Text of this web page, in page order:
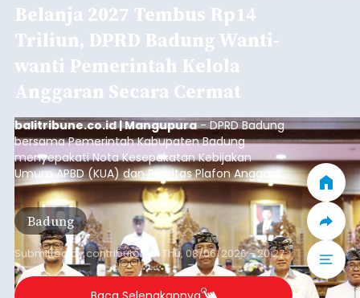
Belanja 2027 Tembus Rp14
Triliun, DPRD Badung Wanti-
wanti Pemerintah Kelola
Anggaran Secara Cermat
balitribune.co.id | Mangupura- DPRD Badung
bersama Pemerintah Kabupaten Badung
menyepakati Nota Kesepakatan Kebijakan
Umum APBD (KUA) dan Prioritas Plafon Anggaran
Sementara (PPAS) Tahun Anggaran 2027 dalam
rapat paripurna yang digelar di Gedung DPRD
Badung, Kamis (6/8/2026).
Badung
Submitted bycontributor onThu, 08/06/2026 - 20:27